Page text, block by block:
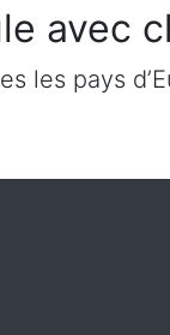
avec
les pays